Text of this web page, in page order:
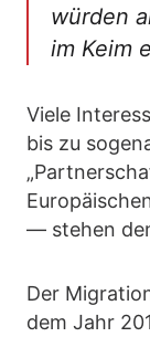
würden
im Keim
Viele
bis zu
— stehen
Der
dem Jahr